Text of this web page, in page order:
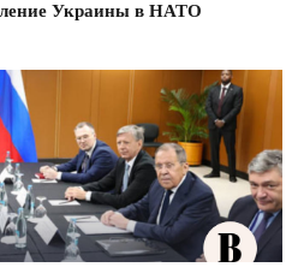
Украины в НАТО